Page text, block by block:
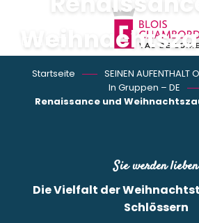
contenu
principal
2 Tage / 1
Startseite
SEINEN AUFENTHALT
In Gruppen – DE
Renaissance und
Sie werden lieben
Die Vielfalt der
Schlössern